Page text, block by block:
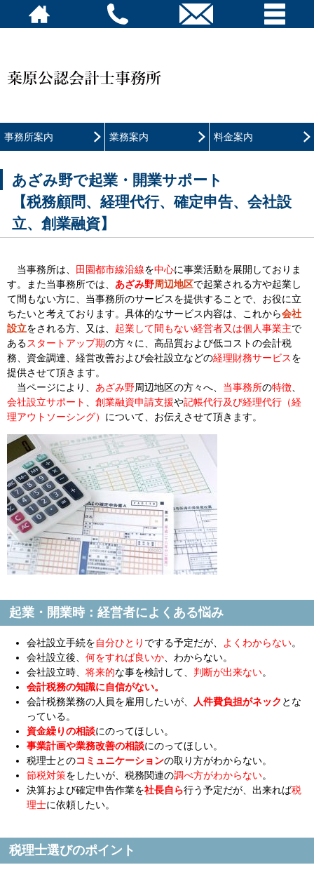
事務所案内 業務案内 料金案内
あざみ野で起業・開業サポート
【税務顧問、経理代行、確定申告、会社設
立、創業融資】
当事務所は、 田園都市線沿線を中心に事業活動を展開しておりま
す。また当事務所では、 あざみ野周辺地区で起業される方や起業し
て間もない方に、当事務所のサービスを提供することで、お役に立
ちたいと考えております。具体的なサービス内容は、これから会社
設立をされる方、又は、 起業して間もない経営者又は個人事業主で
あるスタートアップ期の方々に、高品質および低コストの会計税
務、資金調達、経営改善および会社設立などの経理財務サービスを
提供させて頂きます。
当ページにより、 あざみ野周辺地区の方々へ、 当事務所の特徴
会社設立サポート
創業融資申請支援や記帳代行及び経理代行 （経
理アウトソーシング） について、お伝えさせて頂きます。
起業・開業時：経営者によくある悩み
会社設立手続を自分ひとり でする予定だが、 よくわからない。
会社設立後、何をすれば良いか、わからない。
会社設立時、将来的な事を検討して、 判断が出来ない。
会計税務の知識に自信がない。
会計税務業務の人員を雇用したいが、
人件費負担がネック とな
っている。
資金繰りの相談にのってほしい。
事業計画や業務改善の相談にのってほしい。
税理士とのコミュニケーションの取り方がわからない。
節税対策をしたいが、税務関連の調べ方がわからない。
決算および確定申告作業を社長自ら行う予定だが、出来れば税
理士に依頼したい。
税理士選びのポイント